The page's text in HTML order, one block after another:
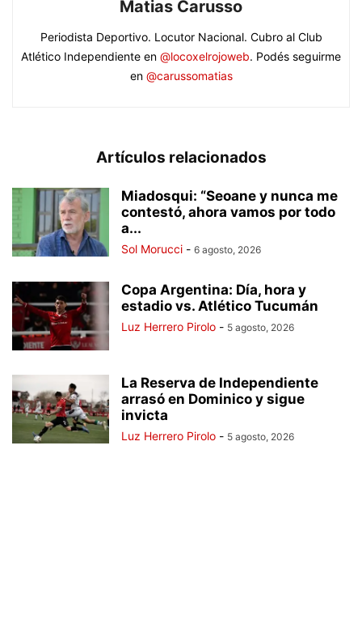
Matias Carusso
Periodista Deportivo. Locutor Nacional. Cubro al Club
Atlético Independiente en @locoxelrojoweb. Podés seguirme
en @carussomatias
Artículos relacionados
Miadosqui: “Seoane y nunca me
contestó, ahora vamos por todo
a...
Sol Morucci - 6 agosto, 2026
Copa Argentina: Día, hora y
estadio vs. Atlético Tucumán
Luz Herrero Pirolo - 5 agosto, 2026
La Reserva de Independiente
arrasó en Dominico y sigue
invicta
Luz Herrero Pirolo - 5 agosto, 2026